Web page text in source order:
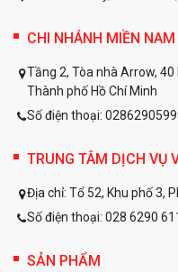
CHI NHÁNH MIỀN NAM
Tầng 2, Tòa nhà Arrow,
Thành phố Hồ Chí Minh
Số điện thoại:
TRUNG TÂM DỊCH VỤ
Địa chỉ: Tổ 52, Khu phố 3,
Số điện thoại: 028 6290
SẢN PHẨM